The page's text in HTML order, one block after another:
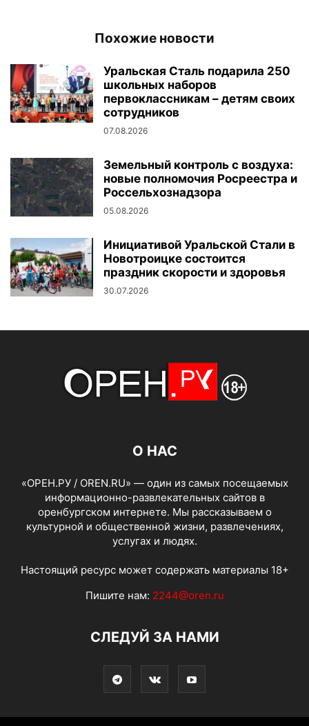
Похожие новости
Уральская Сталь подарила 250
школьных наборов
первоклассникам – детям своих
сотрудников
07.08.2026
Земельный контроль с воздуха:
новые полномочия Росреестра и
Россельхознадзора
05.08.2026
Инициативой Уральской Стали в
Новотроицке состоится
праздник скорости и здоровья
30.07.2026
О НАС
«ОРЕН.РУ / OREN.RU» — один из самых посещаемых
информационно-развлекательных сайтов в
оренбургском интернете. Мы рассказываем о
культурной и общественной жизни, развлечениях,
услугах и людях.
Настоящий ресурс может содержать материалы 18+
Пишите нам: 2244@oren.ru
СЛЕДУЙ ЗА НАМИ